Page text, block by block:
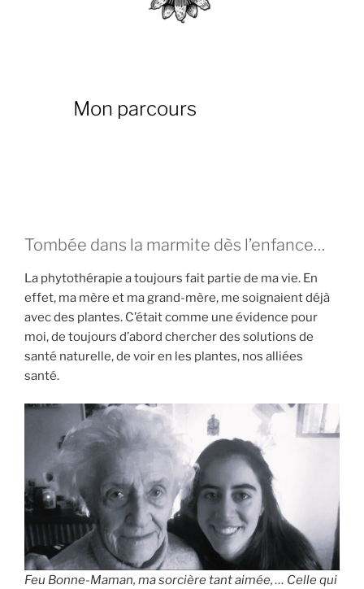
Mon parcours
Tombée dans la marmite dès l’enfance…
La phytothérapie a toujours fait partie de ma vie. En
effet, ma mère et ma grand-mère, me soignaient déjà
avec des plantes. C’était comme une évidence pour
moi, de toujours d’abord chercher des solutions de
santé naturelle, de voir en les plantes, nos alliées
santé.
Feu Bonne-Maman, ma sorcière tant aimée, … Celle qui